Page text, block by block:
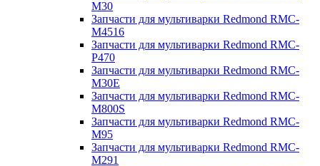
M30
Запчасти для мультиварки Redmond RMC-
M4516
Запчасти для мультиварки Redmond RMC-
P470
Запчасти для мультиварки Redmond RMC-
M30E
Запчасти для мультиварки Redmond RMC-
M800S
Запчасти для мультиварки Redmond RMC-
M95
Запчасти для мультиварки Redmond RMC-
M291